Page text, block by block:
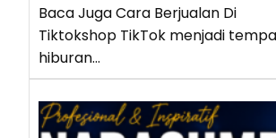
Baca Juga Cara Berjualan Di
Tiktokshop TikTok menjadi
hiburan…